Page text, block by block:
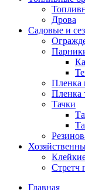
Дрова
Садовые и
Пленка
Пленка
Тачки
Стретч
Главная